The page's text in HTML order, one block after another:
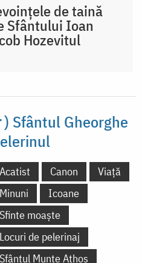
de taină
Sfântului Ioan
Hozevitul
Sfântul Gheorghe
Acatist Canon
Viață
Minuni
Icoane
Sfinte moaște
Locuri de pelerinaj
Sfântul Munte Athos